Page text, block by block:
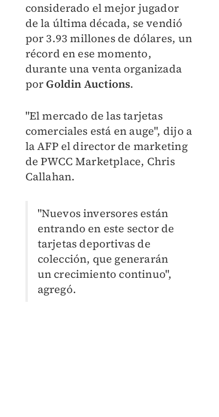
considerado el mejor jugador
de la última década, se vendió
por 3.93 millones de dólares, un
récord en ese momento,
durante una venta organizada
por Goldin Auctions.
"El mercado de las tarjetas
comerciales está en auge", dijo a
la AFP el director de marketing
de PWCC Marketplace, Chris
Callahan.
"Nuevos inversores están
entrando en este sector de
tarjetas deportivas de
colección, que generarán
un crecimiento continuo",
agregó.